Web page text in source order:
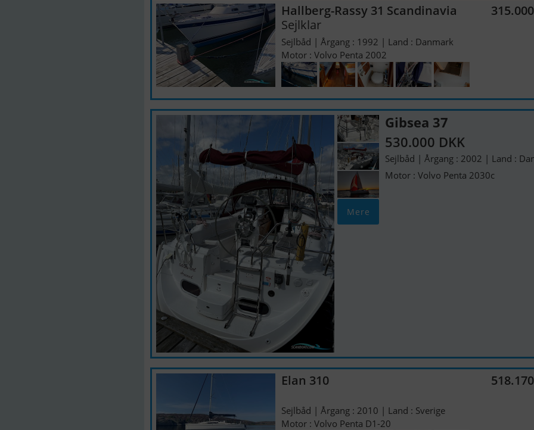
Hallberg-Rassy 31 Scandinavia
Sejlklar
Sejlbåd | Årgang : 1992 | Land : Danmark
Motor : Volvo Penta 2002
Mere
Gibsea 37
530.000 DKK
Sejlbåd | Årgang : 2002 | Land :
Motor : Volvo Penta 2030c
Elan 310
Sejlbåd | Årgang : 2010 | Land : Sverige
Motor : Volvo Penta D1-20